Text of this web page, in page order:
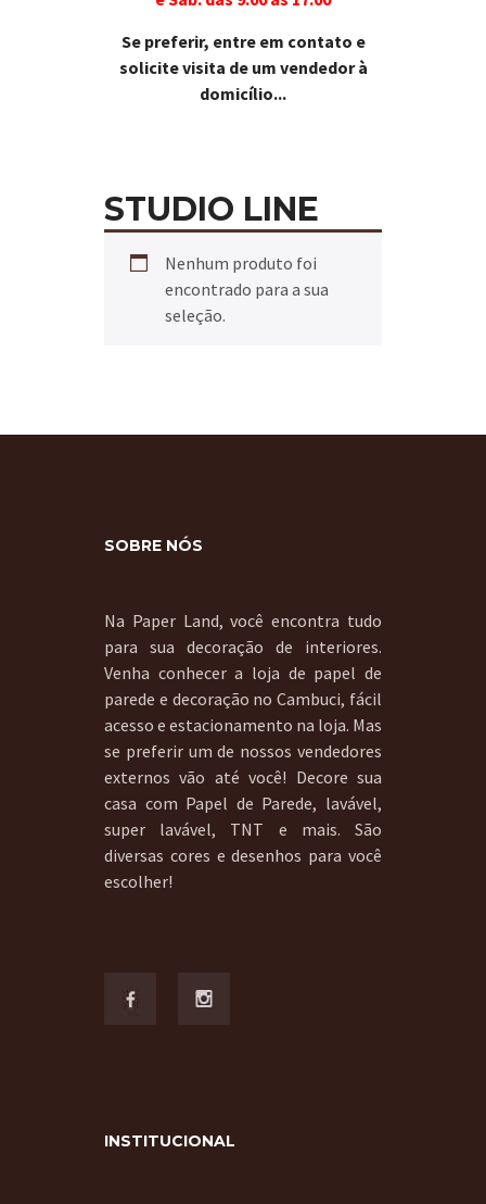
Se preferir, entre em contato e
solicite visita de um vendedor à
domicílio...
STUDIO LINE
Nenhum produto foi
encontrado para a sua
seleção.
SOBRE NÓS
Na Paper Land, você encontra tudo
para sua decoração de interiores.
Venha conhecer a loja de papel de
parede e decoração no Cambuci, fácil
acesso e estacionamento na loja. Mas
se preferir um de nossos vendedores
externos vão até você! Decore sua
casa com Papel de Parede, lavável,
super lavável, TNT e mais. São
diversas cores e desenhos para você
escolher!
INSTITUCIONAL